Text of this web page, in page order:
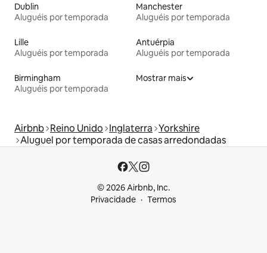
Dublin
Aluguéis por temporada
Manchester
Aluguéis por temporada
Lille
Aluguéis por temporada
Antuérpia
Aluguéis por temporada
Birmingham
Aluguéis por temporada
Mostrar mais
Airbnb Reino Unido Inglaterra Yorkshire
Aluguel por temporada de casas arredondadas
© 2026 Airbnb, Inc.
Privacidade
Termos